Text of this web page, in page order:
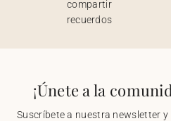
compartir
recuerdos
¡Únete a la
Suscríbete a nuestra newsletter